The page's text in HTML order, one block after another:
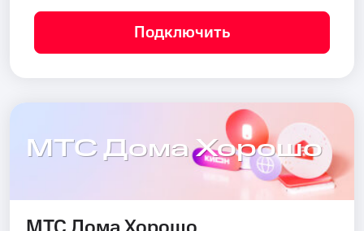
Подключить
МТС Дома Хорошо